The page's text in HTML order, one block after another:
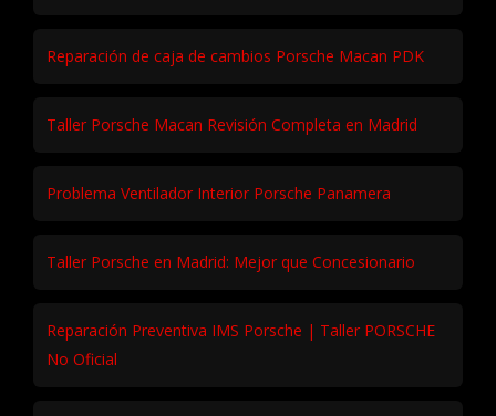
Reparación de caja de cambios Porsche Macan PDK
Taller Porsche Macan Revisión Completa en Madrid
Problema Ventilador Interior Porsche Panamera
Taller Porsche en Madrid: Mejor que Concesionario
Reparación Preventiva IMS Porsche | Taller PORSCHE
No Oficial